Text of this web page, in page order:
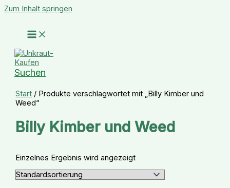
Zum Inhalt springen
Suchen
Start / Produkte verschlagwortet mit „Billy Kimber und
Weed“
Billy Kimber und Weed
Einzelnes Ergebnis wird angezeigt